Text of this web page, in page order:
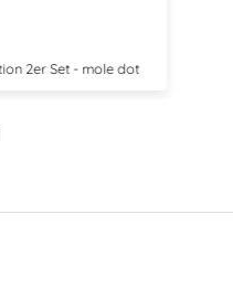
2er Set - mole dot